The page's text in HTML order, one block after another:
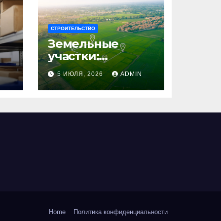
СТРОИТЕЛЬСТВО
Земельные
участки:
правовые
аспекты, виды и
возможности
5 ИЮЛЯ, 2026 ADMIN
Home Политика конфиденциальности